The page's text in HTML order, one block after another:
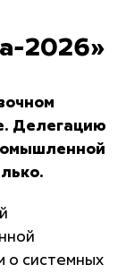
2026»
Делегацию
о системных